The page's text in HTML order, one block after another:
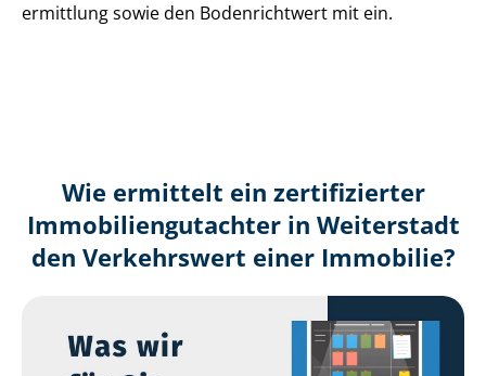
ermitt­lung sowie den Bodenrichtwert mit ein.
Wie ermittelt ein zertifizierter
Immobilien­gutachter in Weiterstadt
den Verkehrswert einer Immobilie?